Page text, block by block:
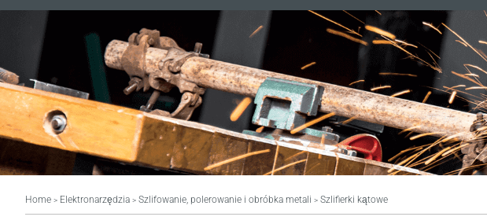
Home > Elektronarzędzia > Szlifowanie, polerowanie i obróbka metali > Szlifierki kątowe